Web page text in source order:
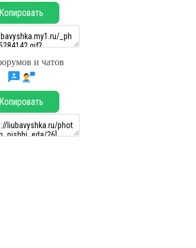
Копировать
и чатов
Копировать